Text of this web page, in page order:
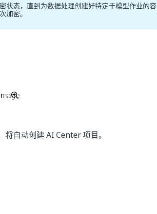
状态，直到为数据处理创建好特定于模型作业的容
加密。
自动创建 AI Center 项目。